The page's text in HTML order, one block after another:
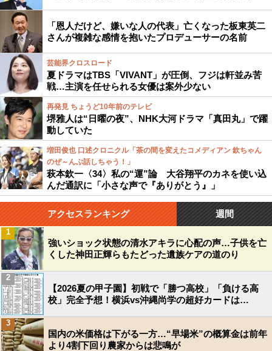
「恩人だけど、嫌いな人の代表」亡くなった板東英二
さんが複雑な感情を抱いたプロデューサーの名前
芸能界クロスロード
夏ドラマはTBS「VIVANT」が圧倒、フジは軒並み苦
戦…主演を任せられる女優は案外少ない
再発見 ちょうど10年前のテレビ
堺雅人は“日曜の夜”、NHK大河ドラマ「真田丸」で躍
動していた
増田俊也 口述クロニクル「茶の間を変えたコメディアン 欽ちゃん
のぜ～んぶ話しちゃう！」
萩本欽一〈34〉私の“運”論 大谷翔平のカネを使い込
んだ通訳に「小さな声で『ありがとう』」
アクセスランキング 週間
強いショック状態の清水アキラに心配の声…子供を亡
くした神田正輝らもたどった遺族ケアの道のり
1
【2026夏の甲子園】初戦で「勝つ高校」「負ける高
校」完全予想！横浜vs沖縄尚学の超好カードは…
2
国内の米価格は下がる一方…“早場米”の概算金は前年
より4割下回り農家からは悲鳴が
3